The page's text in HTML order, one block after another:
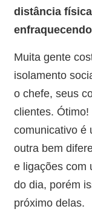
distância
Muita gente
isolamento
o chefe, seus
clientes.
comunicativo é
outra bem
e ligações com
do dia, porém
próximo delas.